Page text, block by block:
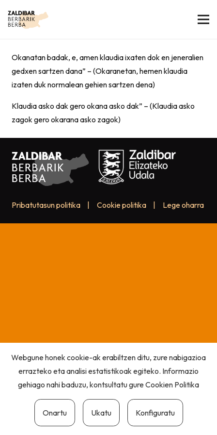
Okanatan badak, e, amen klaudia ixaten dok en jeneralien
gedxen sartzen dana” – (Okaranetan, hemen klaudia
izaten duk normalean gehien sartzen dena)
Klaudia asko dak gero okana asko dak” – (Klaudia asko
zagok gero okarana asko zagok)
Pribatutasun politika Cookie politika Lege oharra
Webgune honek cookie-ak erabiltzen ditu, zure nabigazioa
errazteko eta analisi estatistikoak egiteko. Informazio
gehiago nahi baduzu, kontsultatu gureCookien Politika
Onartu Ukatu Konfiguratu